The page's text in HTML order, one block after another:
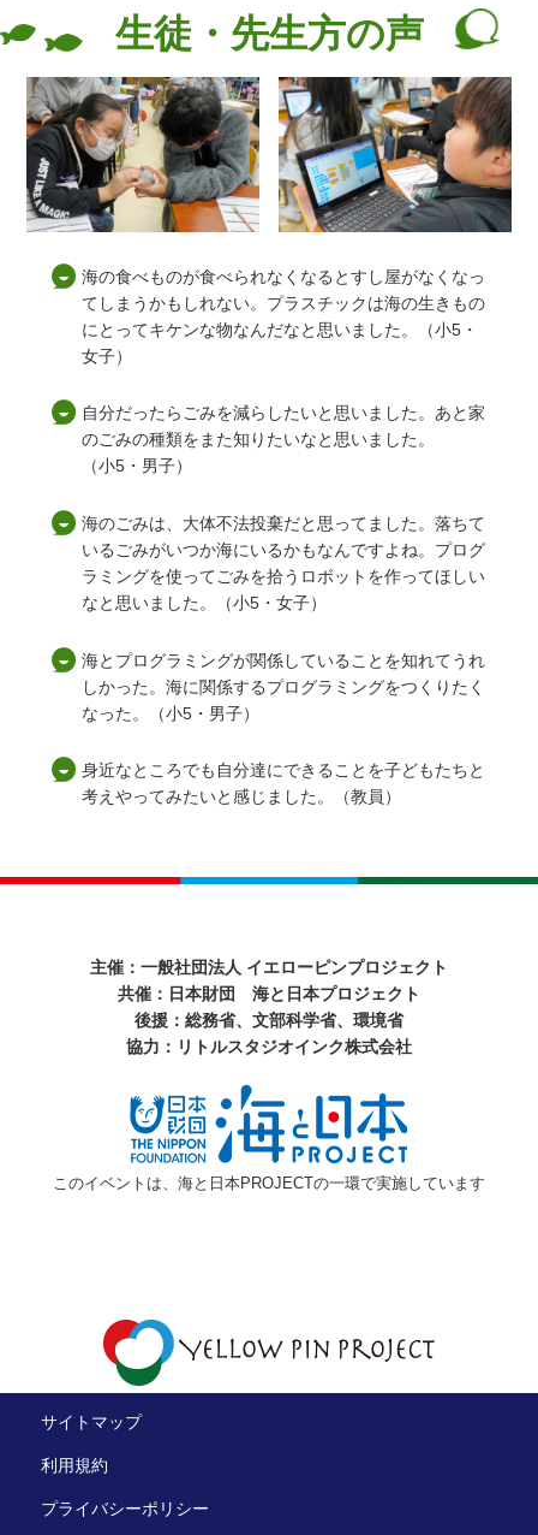
生徒・先生方の声
海の食べものが食べられなくなるとすし屋がなくなっ
てしまうかもしれない。プラスチックは海の生きもの
にとってキケンな物なんだなと思いました。（小5・
女子）
自分だったらごみを減らしたいと思いました。あと家
のごみの種類をまた知りたいなと思いました。
（小5・男子）
海のごみは、大体不法投棄だと思ってました。落ちて
いるごみがいつか海にいるかもなんですよね。プログ
ラミングを使ってごみを拾うロボットを作ってほしい
なと思いました。（小5・女子）
海とプログラミングが関係していることを知れてうれ
しかった。海に関係するプログラミングをつくりたく
なった。（小5・男子）
身近なところでも自分達にできることを子どもたちと
考えやってみたいと感じました。（教員）
主催：一般社団法人 イエローピンプロジェクト
共催：日本財団 海と日本プロジェクト
後援：総務省、文部科学省、環境省
協力：リトルスタジオインク株式会社
このイベントは、海と日本PROJECTの一環で実施しています
サイトマップ
利用規約
プライバシーポリシー